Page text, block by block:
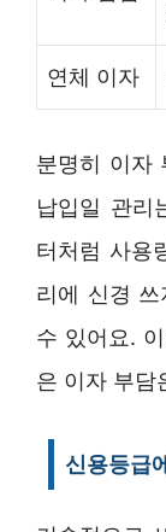
연체 이자
분명히 이자
납입일 관리
터처럼 사용
리에 신경 쓰
수 있어요.
은 이자 부담
신용등급